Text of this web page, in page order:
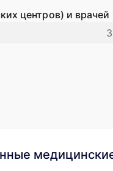
центров) и врачей